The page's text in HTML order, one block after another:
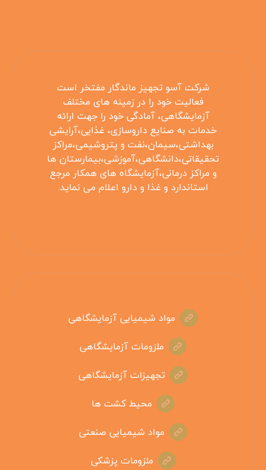
شرکت آسو تجهیز ماندگار مفتخر است
فعالیت خود را در زمینه های مختلف
آزمایشگاهی، آمادگی خود را جهت ارائه
خدمات به صنایع داروسازی، غذایی،آرایشی
بهداشتی،سیمان،نفت و پتروشیمی،مراکز
تحقیقاتی،دانشگاهی،آموزشی،بیمارستان ها
و مراکز درمانی،آزمایشگاه های همکار مرجع
استاندارد و غذا و دارو اعلام می نماید.
مواد شیمیایی آزمایشگاهی
ملزومات آزمایشگاهی
تجهیزات آزمایشگاهی
محیط کشت ها
مواد شیمیایی صنعتی
ملزومات پزشکی